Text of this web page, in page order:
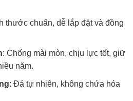
thước chuẩn, dễ lắp đặt và đồng
: Chống mài mòn, chịu lực tốt, giữ
năm.
: Đá tự nhiên, không chứa hóa